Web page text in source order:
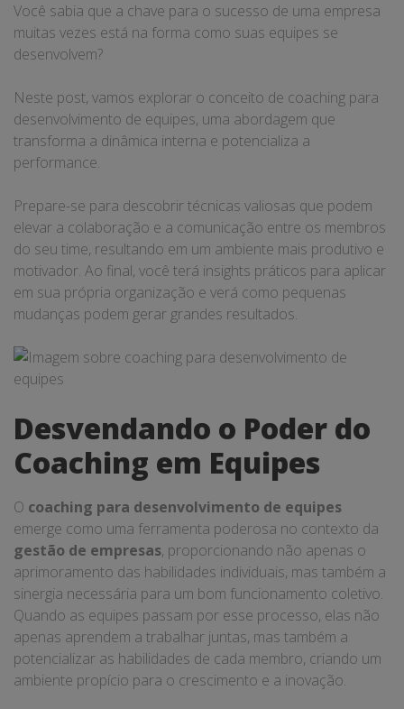
Você sabia que a chave para o sucesso de uma empresa
muitas vezes está na forma como suas equipes se
desenvolvem?
Neste post, vamos explorar o conceito de coaching para
desenvolvimento de equipes, uma abordagem que
transforma a dinâmica interna e potencializa a
performance.
Prepare-se para descobrir técnicas valiosas que podem
elevar a colaboração e a comunicação entre os membros
do seu time, resultando em um ambiente mais produtivo e
motivador. Ao final, você terá insights práticos para aplicar
em sua própria organização e verá como pequenas
mudanças podem gerar grandes resultados.
Desvendando o Poder do
Coaching em Equipes
O coaching para desenvolvimento de equipes
emerge como uma ferramenta poderosa no contexto da
gestão de empresas, proporcionando não apenas o
aprimoramento das habilidades individuais, mas também a
sinergia necessária para um bom funcionamento coletivo.
Quando as equipes passam por esse processo, elas não
apenas aprendem a trabalhar juntas, mas também a
potencializar as habilidades de cada membro, criando um
ambiente propício para o crescimento e a inovação.